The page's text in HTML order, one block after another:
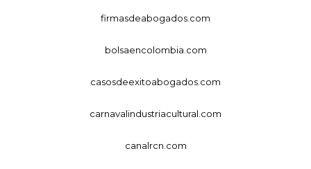
firmasdeabogados.com
bolsaencolombia.com
casosdeexitoabogados.com
carnavalindustriacultural.com
canalrcn.com